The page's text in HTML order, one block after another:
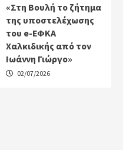
«Στη Βουλή το ζήτημα
της υποστελέχωσης
του e-ΕΦΚΑ
Χαλκιδικής από τον
Ιωάννη Γιώργο»
02/07/2026